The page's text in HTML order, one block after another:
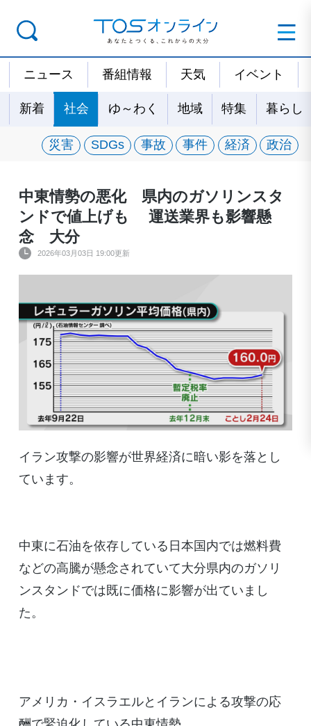
ニュース 番組情報 天気 イベント
新着 社会 ゆ～わく 地域 特集 暮らし
災害 SDGs 事故 事件 経済 政治
中東情勢の悪化 県内のガソリンスタ
ンドで値上げも 運送業界も影響懸
念 大分
2026年03月03日 19:00更新
イラン攻撃の影響が世界経済に暗い影を落とし
ています。
中東に石油を依存している日本国内では燃料費
などの高騰が懸念されていて大分県内のガソリ
ンスタンドでは既に価格に影響が出ていまし
た。
アメリカ・イスラエルとイランによる攻撃の応